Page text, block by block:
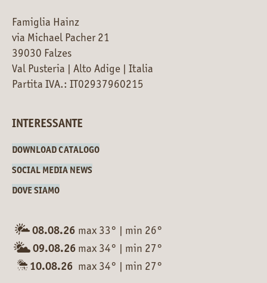
Famiglia Hainz
via Michael Pacher 21
39030 Falzes
Val Pusteria | Alto Adige | Italia
Partita IVA.: IT02937960215
INTERESSANTE
DOWNLOAD CATALOGO
SOCIAL MEDIA NEWS
DOVE SIAMO
08.08.26 max 33° | min 26°
09.08.26 max 34° | min 27°
10.08.26 max 34° | min 27°